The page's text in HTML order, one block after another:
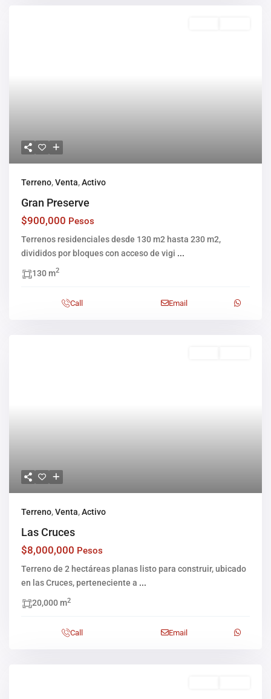
Terreno,Venta,Activo
Gran Preserve
$900,000 Pesos
Terrenos residenciales desde 130 m2 hasta 230 m2,
divididos por bloques con acceso de vigi ...
130 m2
Call Email
Terreno,Venta,Activo
Las Cruces
$8,000,000 Pesos
Terreno de 2 hectáreas planas listo para construir, ubicado
en las Cruces, perteneciente a ...
20,000 m2
Call Email